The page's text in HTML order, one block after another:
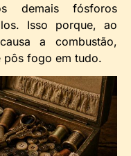
demais fósforos
Isso porque, ao
a combustão,
pôs fogo em tudo.